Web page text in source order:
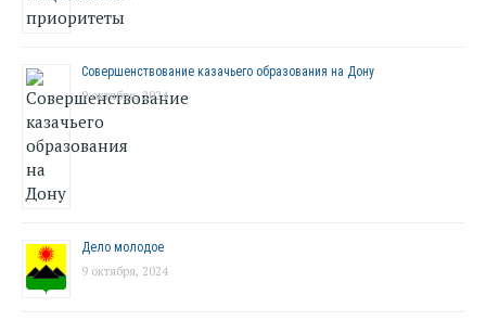
Совершенствование казачьего образования на Дону
9 октября, 2024
Дело молодое
9 октября, 2024